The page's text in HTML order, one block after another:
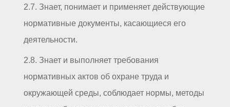
2.7. Знает, понимает и применяет действующие
нормативные документы, касающиеся его
деятельности.
2.8. Знает и выполняет требования
нормативных актов об охране труда и
окружающей среды, соблюдает нормы, методы